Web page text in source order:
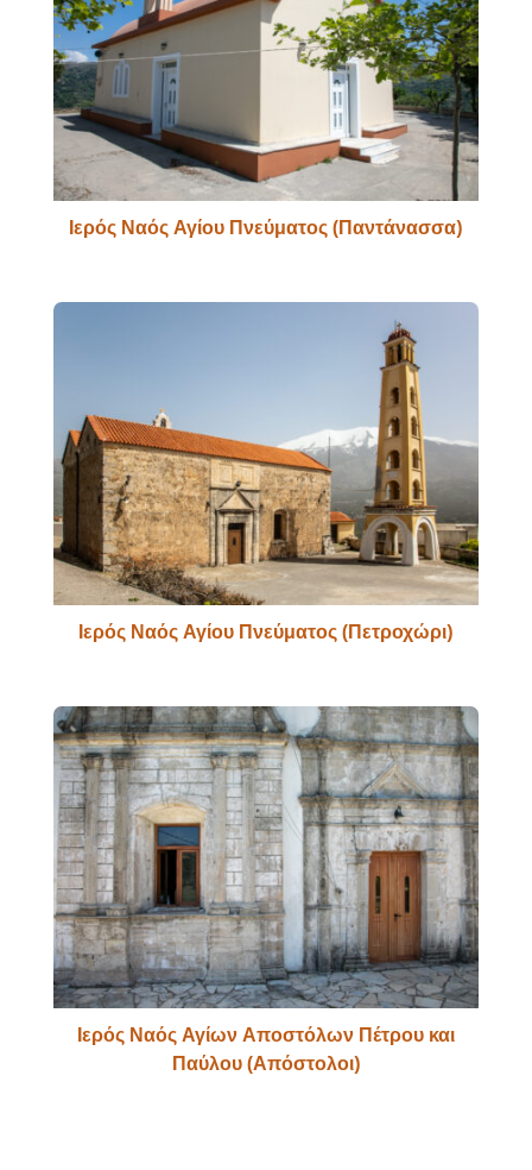
Ιερός Ναός Αγίου Πνεύματος (Παντάνασσα)
Ιερός Ναός Αγίου Πνεύματος (Πετροχώρι)
Ιερός Ναός Αγίων Αποστόλων Πέτρου και
Παύλου (Απόστολοι)